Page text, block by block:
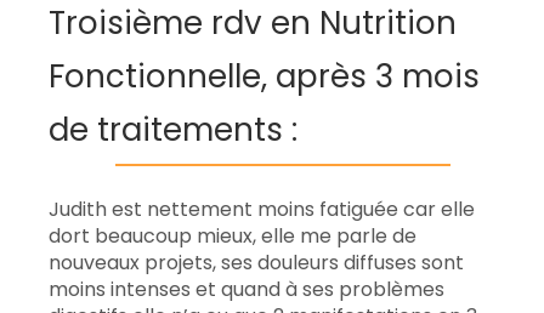
Troisième rdv en Nutrition
Fonctionnelle, après 3 mois
de traitements :
Judith est nettement moins fatiguée car elle
dort beaucoup mieux, elle me parle de
nouveaux projets, ses douleurs diffuses sont
moins intenses et quand à ses problèmes